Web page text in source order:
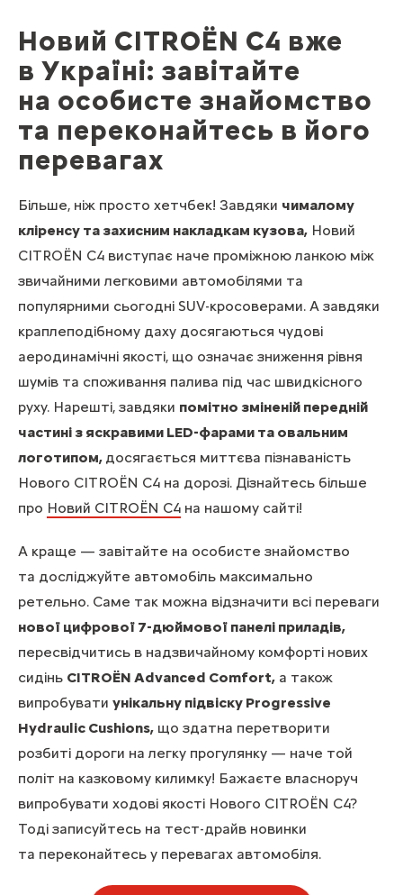
Новий CITROЁN С4 вже
в Україні: завітайте
на особисте знайомство
та переконайтесь в його
перевагах
Більше, ніж просто хетчбек! Завдяки чималому
кліренсу та захисним накладкам кузова, Новий
CITROЁN С4 виступає наче проміжною ланкою між
звичайними легковими автомобілями та
популярними сьогодні SUV-кросоверами. А завдяки
краплеподібному даху досягаються чудові
аеродинамічні якості, що означає зниження рівня
шумів та споживання палива під час швидкісного
руху. Нарешті, завдяки помітно зміненій передній
частині з яскравими LED-фарами та овальним
логотипом, досягається миттєва пізнаваність
Нового CITROЁN С4 на дорозі. Дізнайтесь більше
про Новий CITROЁN С4 на нашому сайті!
А краще — завітайте на особисте знайомство
та досліджуйте автомобіль максимально
ретельно. Саме так можна відзначити всі переваги
нової цифрової 7-дюймової панелі приладів,
пересвідчитись в надзвичайному комфорті нових
сидінь CITROЁN Advanced Comfort, а також
випробувати унікальну підвіску Progressive
Hydraulic Cushions, що здатна перетворити
розбиті дороги на легку прогулянку — наче той
політ на казковому килимку! Бажаєте власноруч
випробувати ходові якості Нового CITROЁN С4?
Тоді записуйтесь на тест-драйв новинки
та переконайтесь у перевагах автомобіля.